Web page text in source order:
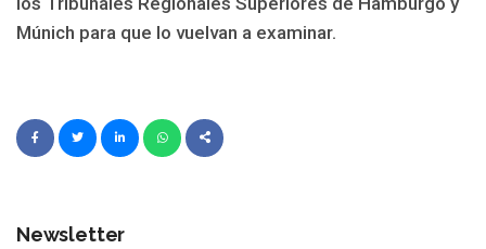
Múnich para que lo vuelvan a examinar.
Newsletter